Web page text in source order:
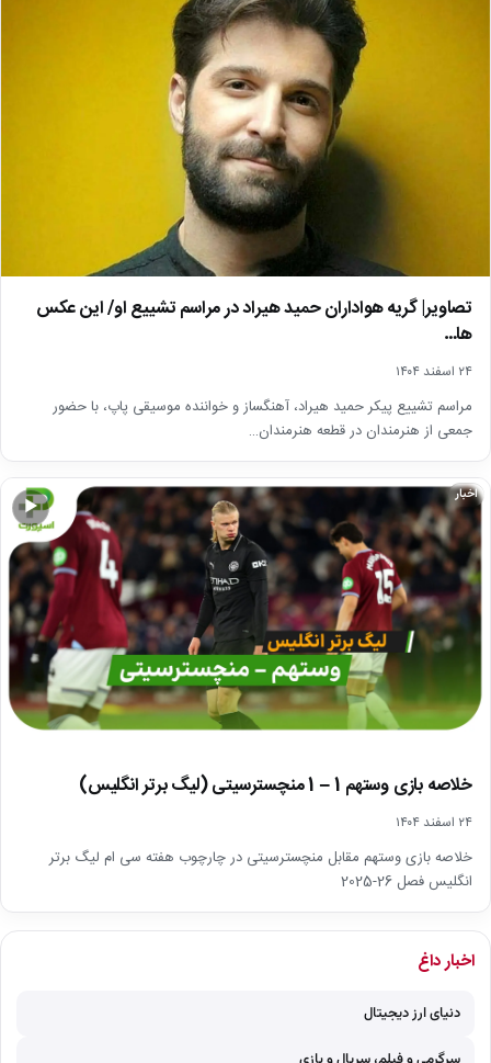
تصاویر| گریه هواداران حمید هیراد در مراسم تشییع او/ این عکس
ها…
۲۴ اسفند ۱۴۰۴
مراسم تشییع پیکر حمید هیراد، آهنگساز و خواننده موسیقی پاپ، با حضور
جمعی از هنرمندان در قطعه هنرمندان…
▶
اخبار
خلاصه بازی وستهم 1 – 1 منچسترسیتی (لیگ برتر انگلیس)
۲۴ اسفند ۱۴۰۴
خلاصه بازی وستهم مقابل منچسترسیتی در چارچوب هفته سی ام لیگ برتر
انگلیس فصل 26-2025
اخبار داغ
دنیای ارز دیجیتال